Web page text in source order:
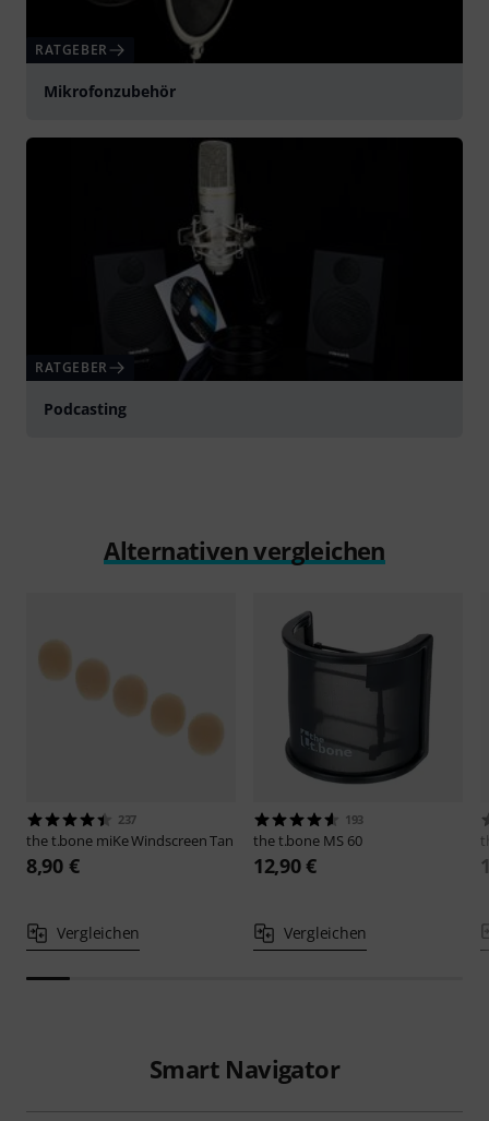
RATGEBER
Mikrofonzubehör
RATGEBER
Podcasting
Alternativen vergleichen
237
the t.bone miKe Windscreen Tan
8,90 €
Vergleichen
193
the t.bone MS 60
12,90 €
Vergleichen
Smart Navigator